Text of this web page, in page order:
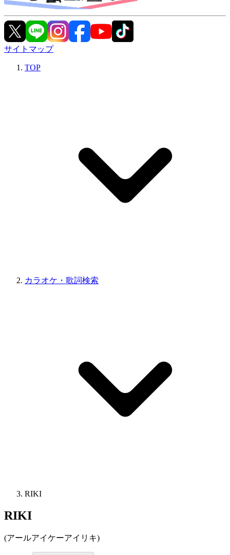
サイトマップ
TOP
カラオケ・歌詞検索
RIKI
RIKI
(アールアイケーアイリキ)